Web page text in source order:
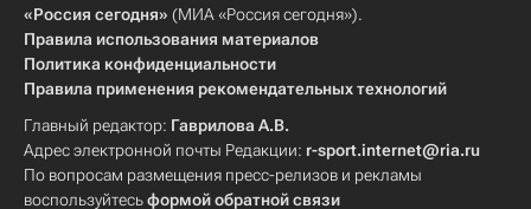
«Россия сегодня» (МИА «Россия сегодня»).
Правила использования материалов
Политика конфиденциальности
Правила применения рекомендательных технологий
Главный редактор: Гаврилова А.В.
Адрес электронной почты Редакции: r-sport.internet@ria.ru
По вопросам размещения пресс-релизов и рекламы
воспользуйтесьформой обратной связи